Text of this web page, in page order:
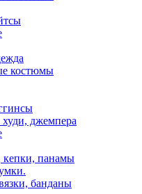
костюмы
худи, джемпера
кепки, панамы
банданы